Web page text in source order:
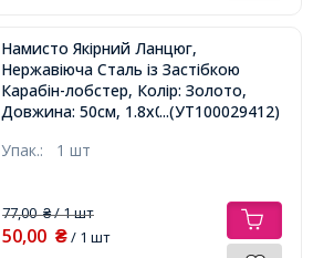
Намисто Якірний Ланцюг,
Нержавіюча Сталь із Застібкою
Карабін-лобстер, Колір: Золото,
Довжина: 50см, 1.8х0.4мм, Ланка:
...(УТ100029412)
Упак.: 1 шт
77,00₴/ 1 шт
50,00 ₴/ 1 шт